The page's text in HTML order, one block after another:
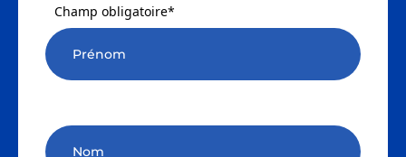
Champ obligatoire*